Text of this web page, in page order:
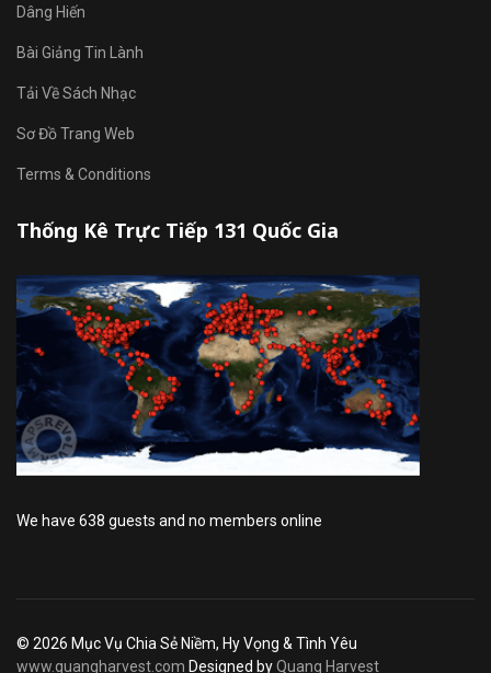
Dâng Hiến
Bài Giảng Tin Lành
Tải Về Sách Nhạc
Sơ Đồ Trang Web
Terms & Conditions
Thống Kê Trực Tiếp 131 Quốc Gia
We have 638 guests and no members online
© 2026 Mục Vụ Chia Sẻ Niềm, Hy Vọng & Tình Yêu
www.quangharvest.com Designed byQuang Harvest